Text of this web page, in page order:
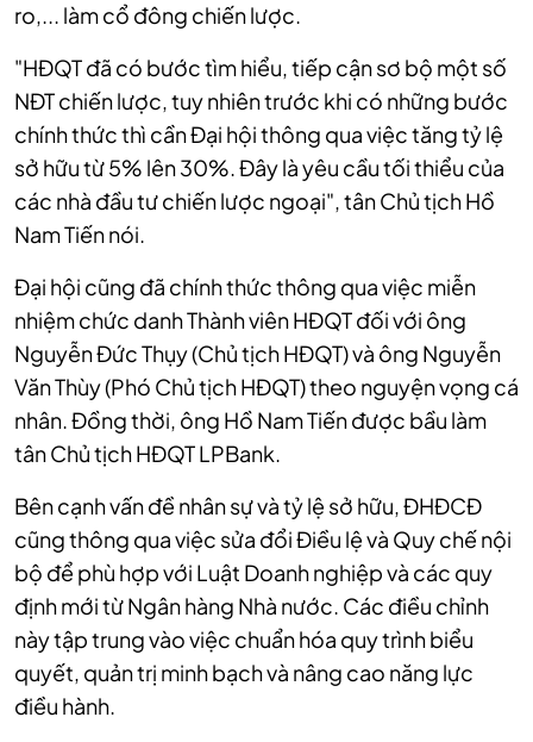
ro,... làm cổ đông chiến lược.
"HĐQT đã có bước tìm hiểu, tiếp cận sơ bộ một số
NĐT chiến lược, tuy nhiên trước khi có những bước
chính thức thì cần Đại hội thông qua việc tăng tỷ lệ
sở hữu từ 5% lên 30%. Đây là yêu cầu tối thiểu của
các nhà đầu tư chiến lược ngoại", tân Chủ tịch Hồ
Nam Tiến nói.
Đại hội cũng đã chính thức thông qua việc miễn
nhiệm chức danh Thành viên HĐQT đối với ông
Nguyễn Đức Thụy (Chủ tịch HĐQT) và ông Nguyễn
Văn Thùy (Phó Chủ tịch HĐQT) theo nguyện vọng cá
nhân. Đồng thời, ông Hồ Nam Tiến được bầu làm
tân Chủ tịch HĐQT LPBank.
Bên cạnh vấn đề nhân sự và tỷ lệ sở hữu, ĐHĐCĐ
cũng thông qua việc sửa đổi Điều lệ và Quy chế nội
bộ để phù hợp với Luật Doanh nghiệp và các quy
định mới từ Ngân hàng Nhà nước. Các điều chỉnh
này tập trung vào việc chuẩn hóa quy trình biểu
quyết, quản trị minh bạch và nâng cao năng lực
điều hành.